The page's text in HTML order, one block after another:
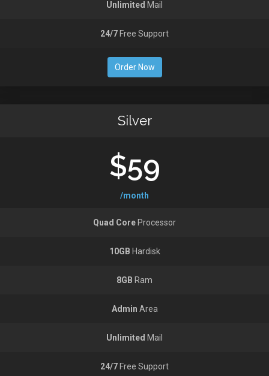
Unlimited Mail
24/7 Free Support
Order Now
Silver
$59
/month
Quad Core Processor
10GB Hardisk
8GB Ram
Admin Area
Unlimited Mail
24/7 Free Support